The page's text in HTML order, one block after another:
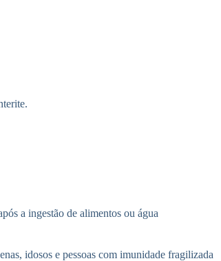
a ingestão de alimentos ou água
idosos e pessoas com imunidade fragilizada